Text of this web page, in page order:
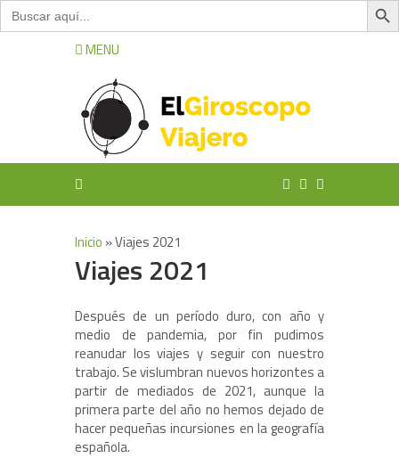
Buscar:
MENU
Inicio »Viajes 2021
Viajes 2021
Después de un período duro, con año y
medio de pandemia, por fin pudimos
reanudar los viajes y seguir con nuestro
trabajo. Se vislumbran nuevos horizontes a
partir de mediados de 2021, aunque la
primera parte del año no hemos dejado de
hacer pequeñas incursiones en la geografía
española.